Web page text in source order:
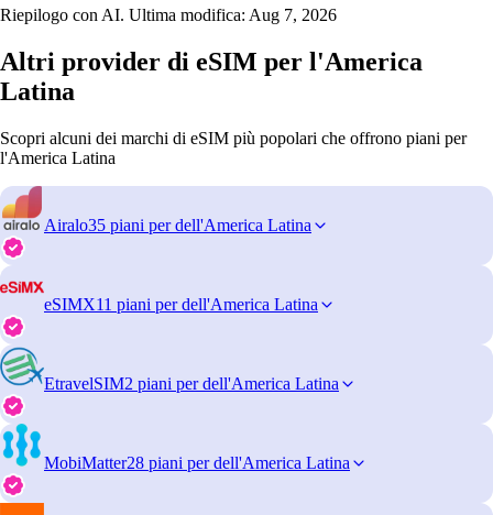
Riepilogo con AI. Ultima modifica: Aug 7, 2026
Altri provider di eSIM per l'America
Latina
Scopri alcuni dei marchi di eSIM più popolari che offrono piani per
l'America Latina
Airalo35 piani per dell'America Latina
eSIMX11 piani per dell'America Latina
EtravelSIM2 piani per dell'America Latina
MobiMatter28 piani per dell'America Latina